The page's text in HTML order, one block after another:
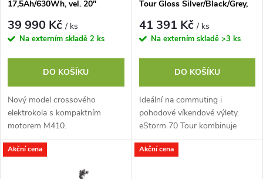
r
o
d
u
k
p
r
d
u
k
17,5Ah/630Wh, vel. 20"
39 990 Kč/ ks
Na externím skladě 2 ks
DO KOŠÍKU
Nový model crossového
elektrokola s kompaktním
motorem M410.
Tour Gloss Silver/Black/Grey,
41 391 Kč/ ks
Na externím skladě >3 ks
DO KOŠÍKU
Ideální na commuting i
pohodové víkendové výlety.
eStorm 70 Tour kombinuje
komfortní trekingové naladění a
plynulou podporu Sport Drive,
Akční cena Akční cena